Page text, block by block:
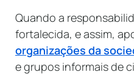
Quando a
fortalecida, e assim,
organizações da
e grupos informais de